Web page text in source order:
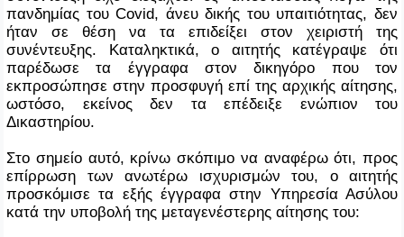
πανδημίας τουCovid, άνευ δικής του υπαιτιότητας, δεν
ήταν σε θέση να τα επιδείξει στον χειριστή της
συνέντευξης. Καταληκτικά, ο αιτητής κατέγραψε ότι
παρέδωσε τα έγγραφα στον δικηγόρο που τον
εκπροσώπησε στην προσφυγή επί της αρχικής αίτησης,
ωστόσο, εκείνος δεν τα επέδειξε ενώπιον του
Δικαστηρίου.
Στο σημείο αυτό, κρίνω σκόπιμο να αναφέρω ότι, προς
επίρρωση των ανωτέρω ισχυρισμών του, ο αιτητής
προσκόμισε τα εξής έγγραφα στην Υπηρεσία Ασύλου
κατά την υποβολή της μεταγενέστερης αίτησης του: